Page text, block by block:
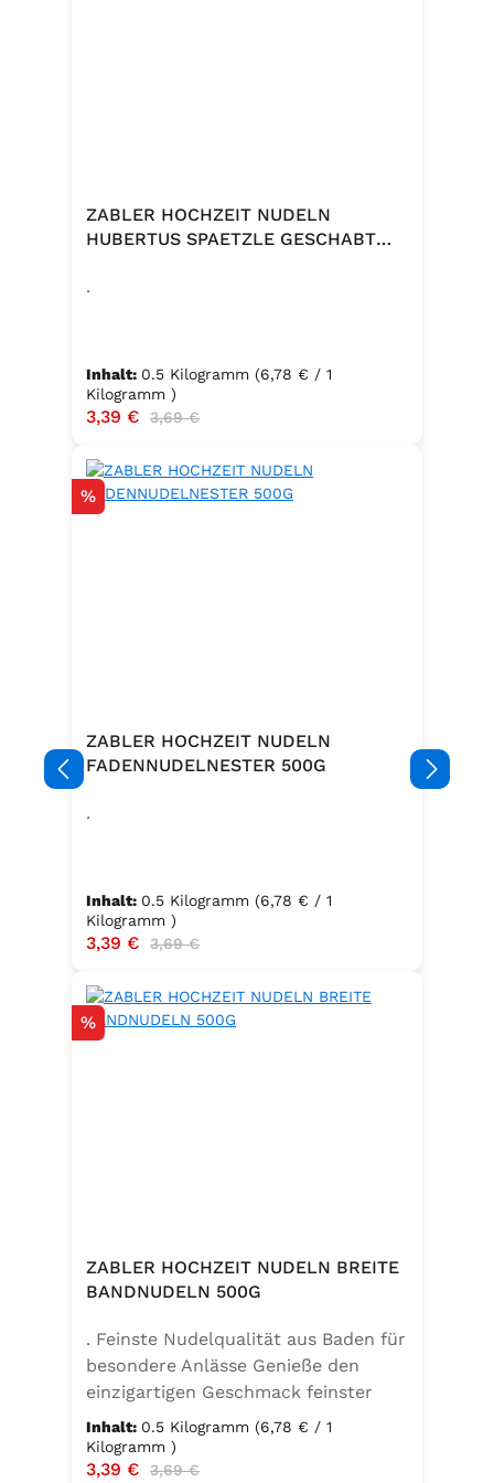
ZABLER HOCHZEIT NUDELN
HUBERTUS SPAETZLE GESCHABT
.
Inhalt: 0.5 Kilogramm (6,78 € / 1
Kilogramm )
Verkaufspreis:
3,39 € Regulärer Preis:
3,69 €
Rabatt
%
ZABLER HOCHZEIT NUDELN
FADENNUDELNESTER 500G
.
Inhalt: 0.5 Kilogramm (6,78 € / 1
Kilogramm )
Verkaufspreis:
3,39 € Regulärer Preis:
3,69 €
Rabatt
%
ZABLER HOCHZEIT NUDELN BREITE
BANDNUDELN 500G
. Feinste Nudelqualität aus Baden für
besondere Anlässe Genieße den
einzigartigen Geschmack feinster
Bandnudeln – mit den Zabler
Hochzeit Nudeln holst du dir echte
badische Qualität auf den Teller.
Inhalt: 0.5 Kilogramm (6,78 € / 1
Kilogramm )
Verkaufspreis:
3,39 € Regulärer Preis:
3,69 €